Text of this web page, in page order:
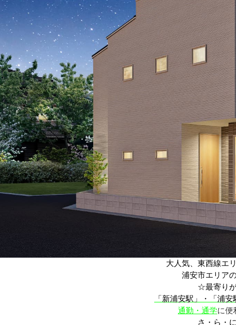
大人気、東西線エ
浦安市エリア
☆最寄り
「新浦安駅」・「浦
通勤・通学に便
さ・ら・